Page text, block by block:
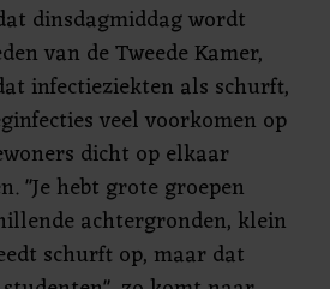
dinsdagmiddag wordt
van de Tweede Kamer,
infectieziekten als schurft,
veel voorkomen op
dicht op elkaar
"Je hebt grote groepen
achtergronden, klein
schurft op, maar dat